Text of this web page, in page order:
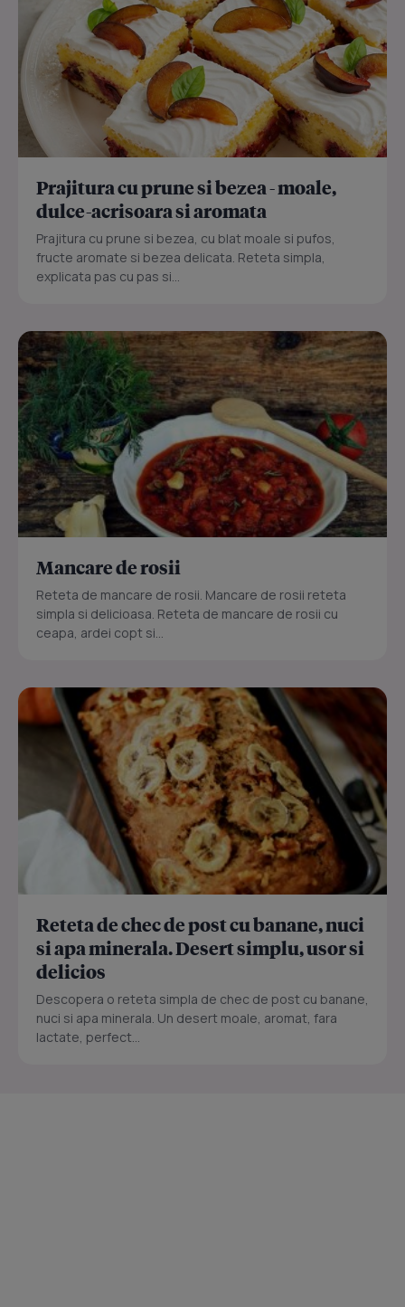
Prajitura cu prune si bezea - moale,
dulce-acrisoara si aromata
Prajitura cu prune si bezea, cu blat moale si pufos,
fructe aromate si bezea delicata. Reteta simpla,
explicata pas cu pas si...
Mancare de rosii
Reteta de mancare de rosii. Mancare de rosii reteta
simpla si delicioasa. Reteta de mancare de rosii cu
ceapa, ardei copt si...
Reteta de chec de post cu banane, nuci
si apa minerala. Desert simplu, usor si
delicios
Descopera o reteta simpla de chec de post cu banane,
nuci si apa minerala. Un desert moale, aromat, fara
lactate, perfect...